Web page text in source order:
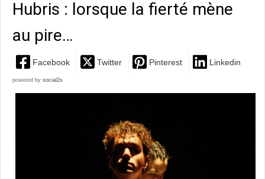
Hubris : lorsque la fierté mène
au pire…
Facebook Twitter Pinterest Linkedin
powered by social2s